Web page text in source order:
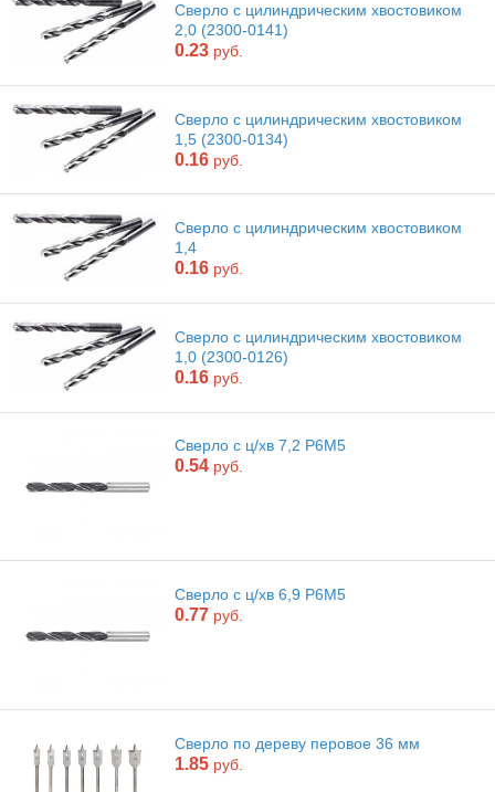
Сверло с цилиндрическим хвостовиком
2,0 (2300-0141)
0.23 руб.
Сверло с цилиндрическим хвостовиком
1,5 (2300-0134)
0.16 руб.
Сверло с цилиндрическим хвостовиком
1,4
0.16 руб.
Сверло с цилиндрическим хвостовиком
1,0 (2300-0126)
0.16 руб.
Сверло с ц/хв 7,2 Р6М5
0.54 руб.
Сверло с ц/хв 6,9 Р6М5
0.77 руб.
Сверло по дереву перовое 36 мм
1.85 руб.